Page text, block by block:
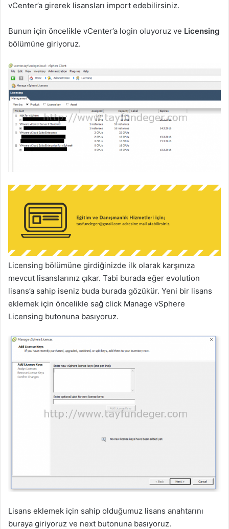
vCenter’a girerek lisansları import edebilirsiniz.
Bunun için öncelikle vCenter’a login oluyoruz ve Licensing
bölümüne giriyoruz.
Licensing bölümüne girdiğinizde ilk olarak karşınıza
mevcut lisanslarınız çıkar. Tabi burada eğer evolution
lisans’a sahip iseniz buda burada gözükür. Yeni bir lisans
eklemek için öncelikle sağ click Manage vSphere
Licensing butonuna basıyoruz.
Lisans eklemek için sahip olduğumuz lisans anahtarını
buraya giriyoruz ve next butonuna basıyoruz.